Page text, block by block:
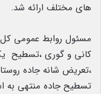
های مختلف ارائه شد.
کانی و گوری ،تسطیح
،تعریض شانه جاده